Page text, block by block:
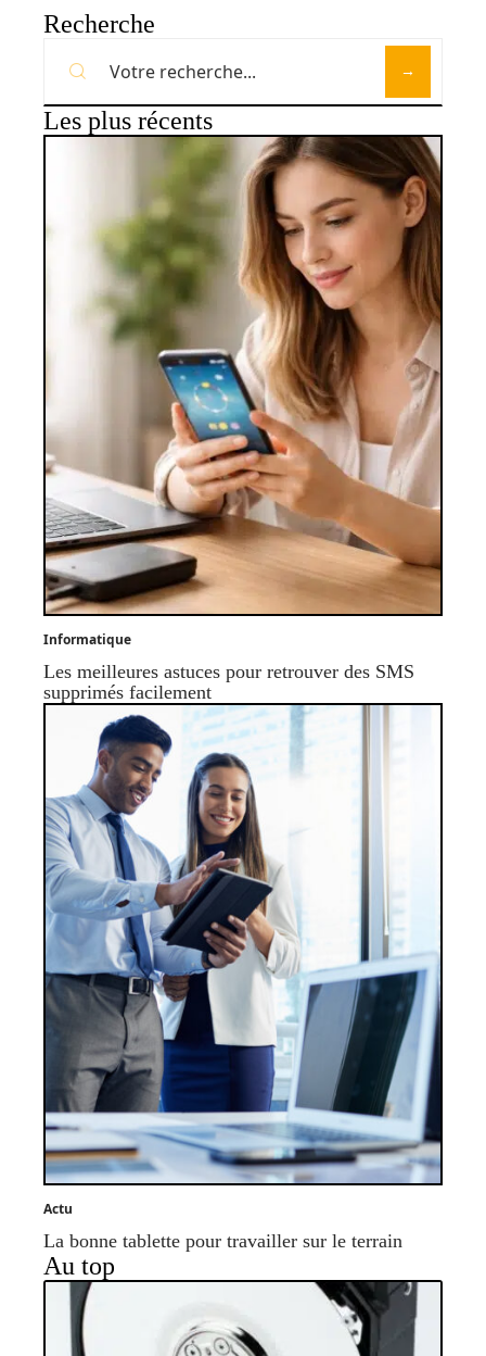
Recherche
Les plus récents
Informatique
Les meilleures astuces pour retrouver des SMS
supprimés facilement
Actu
La bonne tablette pour travailler sur le terrain
Au top